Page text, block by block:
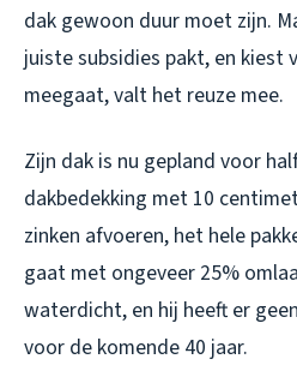
dak gewoon duur moet zijn.
juiste subsidies pakt, en kiest
meegaat, valt het reuze mee.
Zijn dak is nu gepland voor
dakbedekking met 10
zinken afvoeren, het hele
gaat met ongeveer 25%
waterdicht, en hij heeft er
voor de komende 40 jaar.